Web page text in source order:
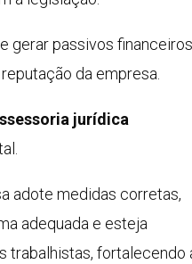
gerar passivos financeiros
da empresa.
jurídica
adote medidas corretas,
adequada e esteja
trabalhistas, fortalecendo